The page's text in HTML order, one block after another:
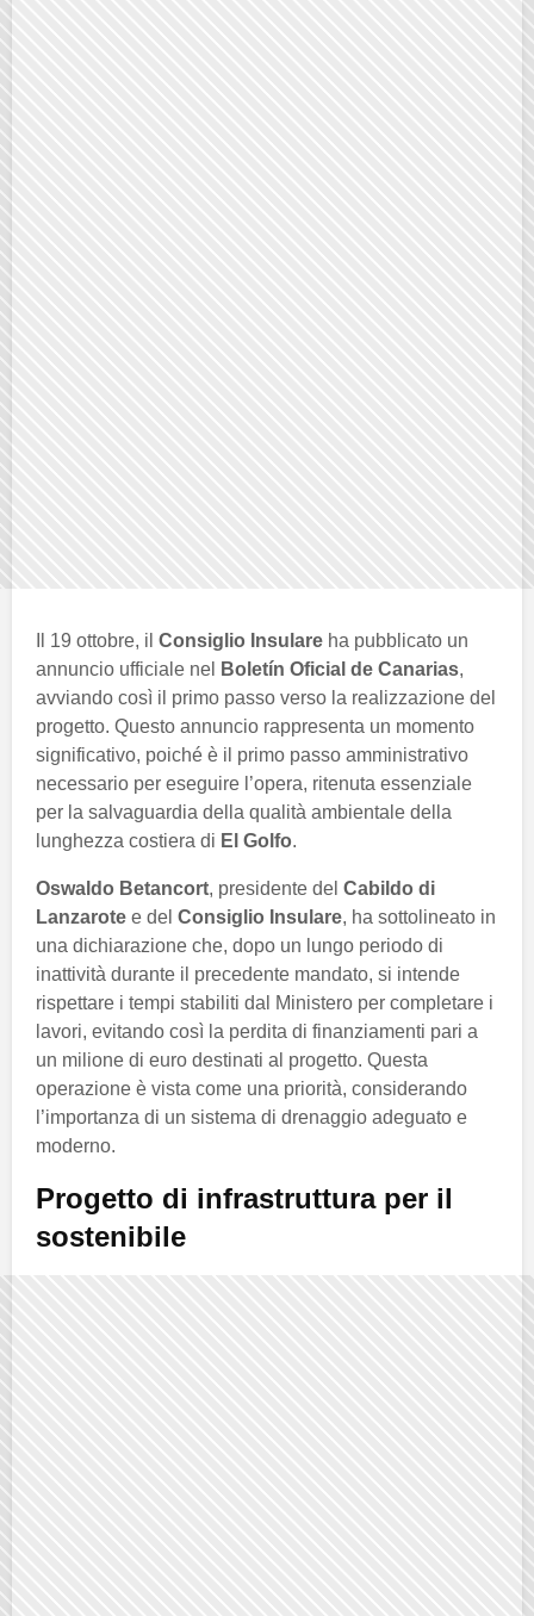
Il 19 ottobre, il Consiglio Insulare ha pubblicato un
annuncio ufficiale nel
Boletín Oficial de Canarias,
avviando così il primo passo verso la realizzazione del
progetto. Questo annuncio rappresenta un momento
significativo, poiché è il primo passo amministrativo
necessario per eseguire l’opera, ritenuta essenziale
per la salvaguardia della qualità ambientale della
lunghezza costiera di El Golfo.
Oswaldo Betancort, presidente del Cabildo di
Lanzarote e del Consiglio Insulare, ha sottolineato in
una dichiarazione che, dopo un lungo periodo di
inattività durante il precedente mandato, si intende
rispettare i tempi stabiliti dal Ministero per completare i
lavori, evitando così la perdita di finanziamenti pari a
un milione di euro destinati al progetto. Questa
operazione è vista come una priorità, considerando
l’importanza di un sistema di drenaggio adeguato e
moderno.
Progetto di infrastruttura per il
sostenibile